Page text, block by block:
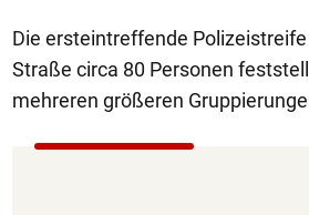
Die ersteintreffende
Straße circa 80 Personen
mehreren größeren